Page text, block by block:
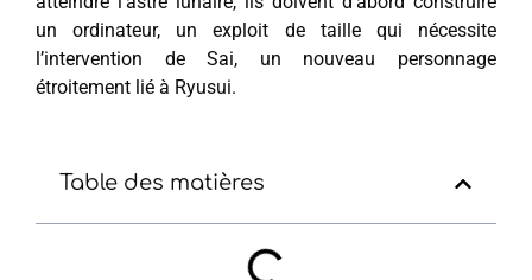
un ordinateur, un exploit de taille qui nécessite
l’intervention de Sai, un nouveau personnage
étroitement lié à Ryusui.
Table des matières